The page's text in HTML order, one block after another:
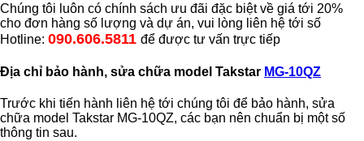
Chúng tôi luôn có chính sách ưu đãi đặc biệt về giá tới 20%
cho đơn hàng số lượng và dự án, vui lòng liên hệ tới số
Hotline: 090.606.5811 để được tư vấn trực tiếp
Địa chỉ bảo hành, sửa chữa model Takstar MG-10QZ
Trước khi tiến hành liên hệ tới chúng tôi để bảo hành, sửa
chữa model Takstar MG-10QZ, các bạn nên chuẩn bị một số
thông tin sau.